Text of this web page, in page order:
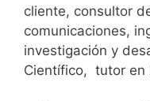
cliente, consultor
comunicaciones,
investigación y
Científico, tutor en